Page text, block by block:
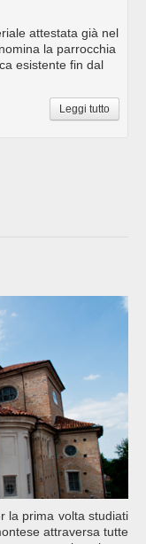
attestata già nel
la parrocchia
esistente fin dal
Leggi tutto
la prima volta studiati
attraversa tutte